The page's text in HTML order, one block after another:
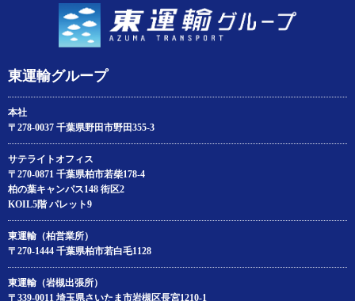
東運輸グループ
本社
〒278-0037 千葉県野田市野田355-3
サテライトオフィス
〒270-0871 千葉県柏市若柴178‐4
柏の葉キャンパス148 街区2
KOIL5階 パレット9
東運輸（柏営業所）
〒270-1444 千葉県柏市若白毛1128
東運輸（岩槻出張所）
〒339-0011 埼玉県さいたま市岩槻区長宮1210-1